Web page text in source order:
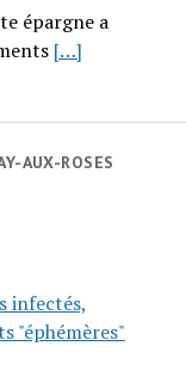
épargne a
[…]
AUX-ROSES
infectés,
"éphémères"